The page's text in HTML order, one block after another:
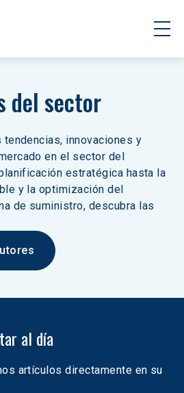
del sector
innovaciones y
en el sector del
estratégica hasta la
y la optimización del
de suministro, descubra las
al día
artículos directamente en su